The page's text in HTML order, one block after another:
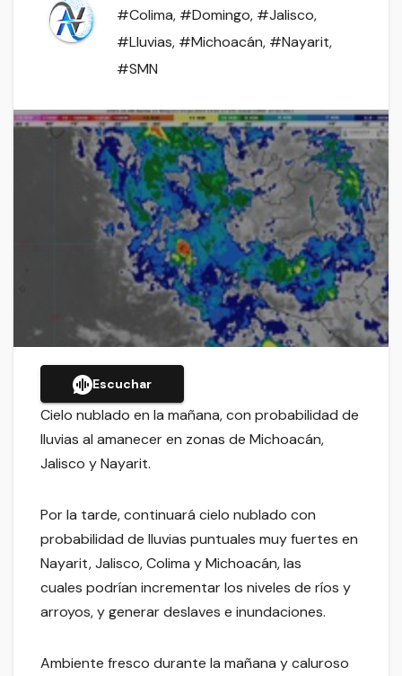
#Colima, #Domingo, #Jalisco,
#Lluvias, #Michoacán, #Nayarit,
#SMN
Escuchar
Cielo nublado en la mañana, con probabilidad de
lluvias al amanecer en zonas de Michoacán,
Jalisco y Nayarit.
Por la tarde, continuará cielo nublado con
probabilidad de lluvias puntuales muy fuertes en
Nayarit, Jalisco, Colima y Michoacán, las
cuales podrían incrementar los niveles de ríos y
arroyos, y generar deslaves e inundaciones.
Ambiente fresco durante la mañana y caluroso